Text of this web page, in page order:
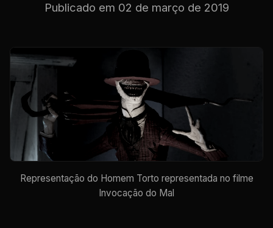
Publicado em 02 de março de 2019
Representação do Homem Torto representada no filme
Invocação do Mal